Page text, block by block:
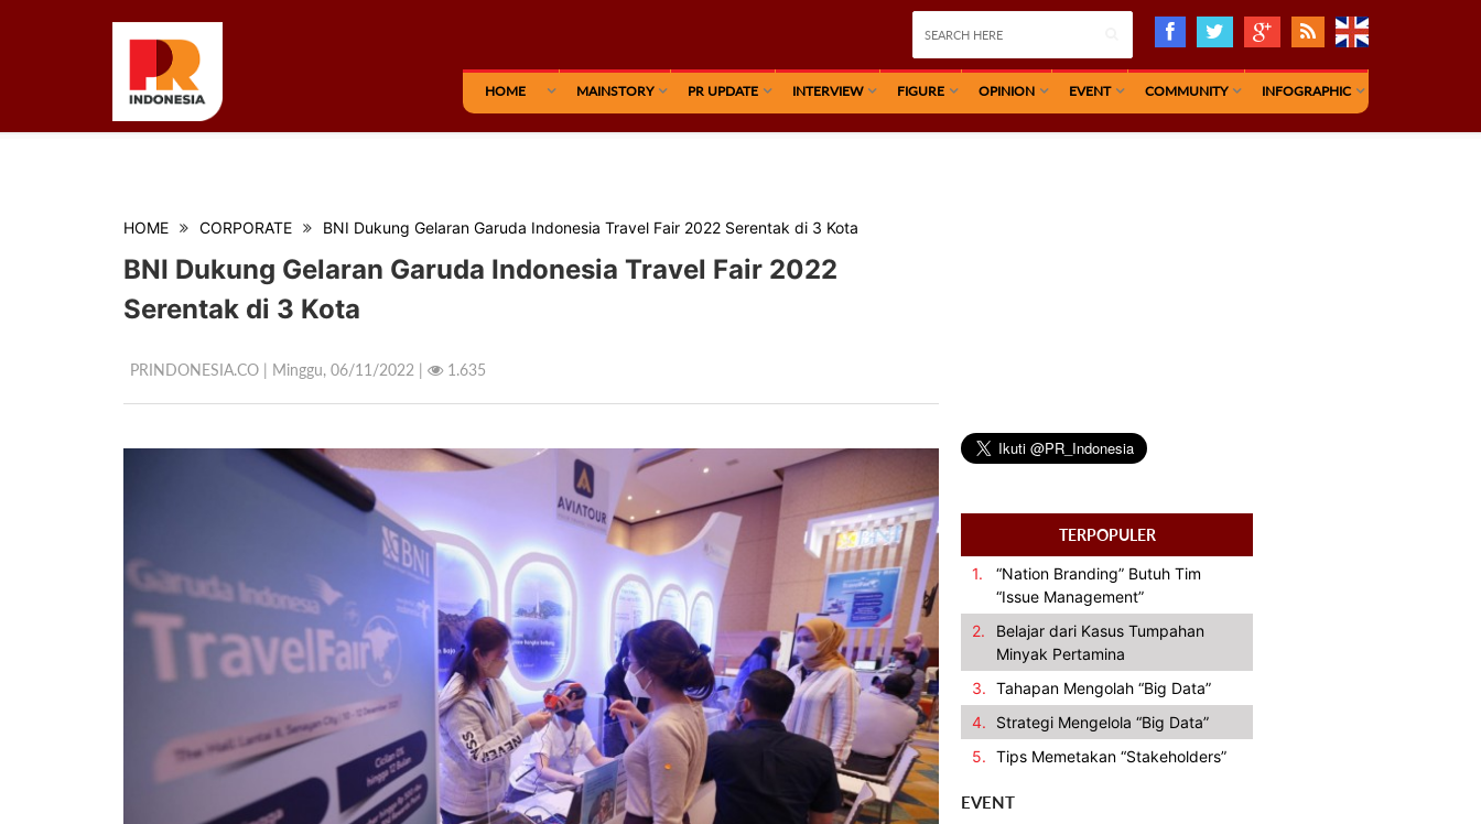
HOME MAINSTORY PR UPDATE INTERVIEW FIGURE OPINION EVENT COMMUNITY INFOGRAPHIC
HOME CORPORATE BNI Dukung Gelaran Garuda Indonesia Travel Fair 2022 Serentak di 3 Kota
BNI Dukung Gelaran Garuda Indonesia Travel Fair 2022
Serentak di 3 Kota
PRINDONESIA.CO | Minggu, 06/11/2022 | 1.635
TERPOPULER
1.
“Nation Branding” Butuh Tim
“Issue Management”
2.
Belajar dari Kasus Tumpahan
Minyak Pertamina
3. Tahapan Mengolah “Big Data”
4.
Strategi Mengelola “Big Data”
5. Tips Memetakan “Stakeholders”
EVENT